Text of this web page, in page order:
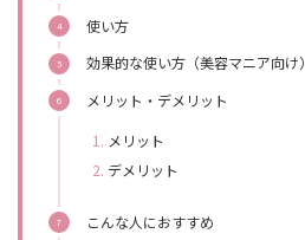
使い方
効果的な使い方（美容マニア向け）
メリット・デメリット
メリット
デメリット
こんな人におすすめ